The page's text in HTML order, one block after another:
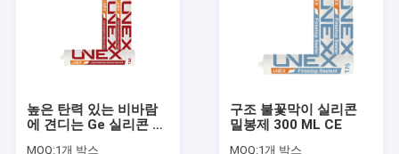
높은 탄력 있는 비바람
에 견디는 Ge 실리콘 밀
MOQ:1개 박스
구조 불꽃막이 실리콘
밀봉제 300 ML CE
MOQ:1개 박스